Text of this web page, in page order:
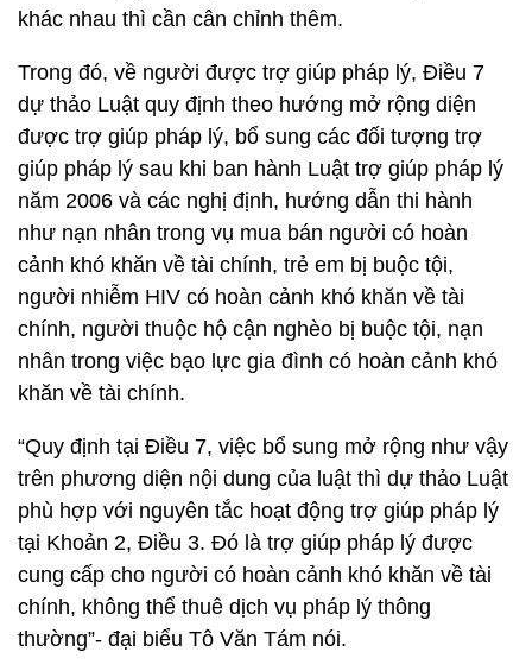
khác nhau thì cần cân chỉnh thêm.
Trong đó, về người được trợ giúp pháp lý, Điều 7
dự thảo Luật quy định theo hướng mở rộng diện
được trợ giúp pháp lý, bổ sung các đối tượng trợ
giúp pháp lý sau khi ban hành Luật trợ giúp pháp lý
năm 2006 và các nghị định, hướng dẫn thi hành
như nạn nhân trong vụ mua bán người có hoàn
cảnh khó khăn về tài chính, trẻ em bị buộc tội,
người nhiễm HIV có hoàn cảnh khó khăn về tài
chính, người thuộc hộ cận nghèo bị buộc tội, nạn
nhân trong việc bạo lực gia đình có hoàn cảnh khó
khăn về tài chính.
“Quy định tại Điều 7, việc bổ sung mở rộng như vậy
trên phương diện nội dung của luật thì dự thảo Luật
phù hợp với nguyên tắc hoạt động trợ giúp pháp lý
tại Khoản 2, Điều 3. Đó là trợ giúp pháp lý được
cung cấp cho người có hoàn cảnh khó khăn về tài
chính, không thể thuê dịch vụ pháp lý thông
thường”- đại biểu Tô Văn Tám nói.